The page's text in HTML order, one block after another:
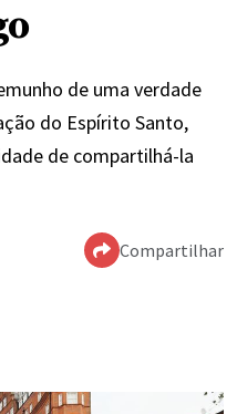
de uma verdade
do Espírito Santo,
de compartilhá-la
Compartilhar